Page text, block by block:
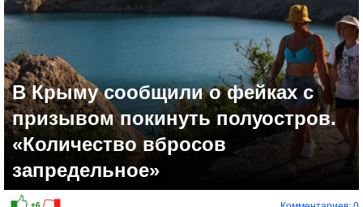
В Крыму сообщили о фейках с
призывом покинуть полуостров.
«Количество вбросов
запредельное»